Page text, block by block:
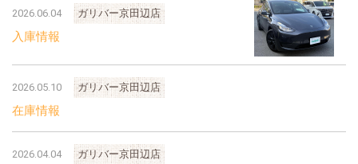
2026.06.04 ガリバー京田辺店
入庫情報
2026.05.10 ガリバー京田辺店
在庫情報
2026.04.04 ガリバー京田辺店